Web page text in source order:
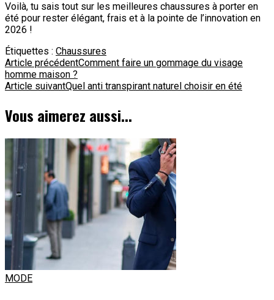
Voilà, tu sais tout sur les meilleures chaussures à porter en
été pour rester élégant, frais et à la pointe de l’innovation en
2026 !
Étiquettes : Chaussures
Navigation
d'article
Article précédentComment faire un gommage du visage
homme maison ?
Article suivantQuel anti transpirant naturel choisir en été
Vous aimerez aussi...
MODE